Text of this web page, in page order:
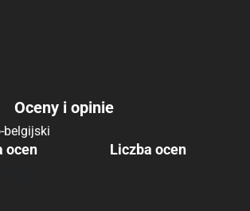
belgijski
Oceny i opinie
ocen Liczba ocen